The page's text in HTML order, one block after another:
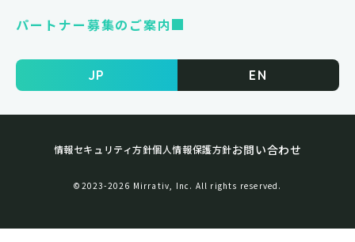
パートナー募集のご案内
JP EN
情報セキュリティ方針個人情報保護方針お問い合わせ
©︎2023-2026 Mirrativ, Inc. All rights reserved.